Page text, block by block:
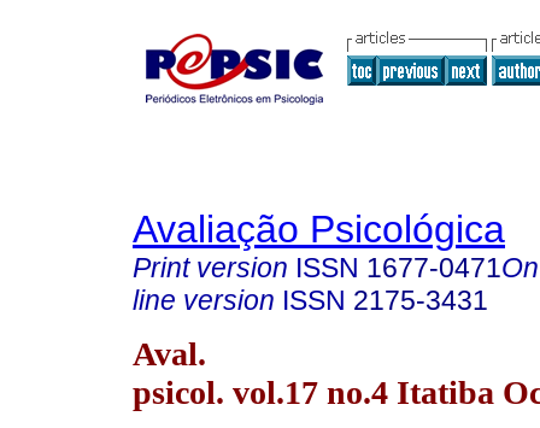
Avaliação Psicológica
Print version ISSN 1677-0471
line version ISSN 2175-3431
Aval.
psicol. vol.17 no.4 Itatiba